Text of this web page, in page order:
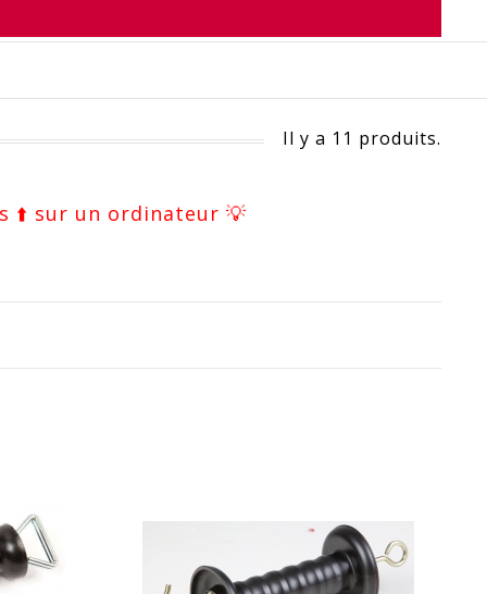
Il y a 11 produits.
⬆️ sur un ordinateur 💡